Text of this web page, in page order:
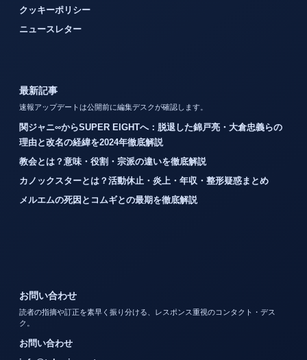
クッキーポリシー
ニュースレター
最新記事
速報アップデートは公開前に編集デスクが確認します。
関ジャニ∞からSUPER EIGHTへ：脱退した錦戸亮・大倉忠義らの
理由と改名の経緯を2024年徹底解説
教会とは？意味・役割・宗派の違いを徹底解説
カノックスターとは？活動休止・炎上・年収・整形疑惑まとめ
メルエムの死因とコムギとの最期を徹底解説
お問い合わせ
読者の指摘や訂正を素早く振り分ける、レスポンス重視のコンタクト・デス
ク。
お問い合わせ